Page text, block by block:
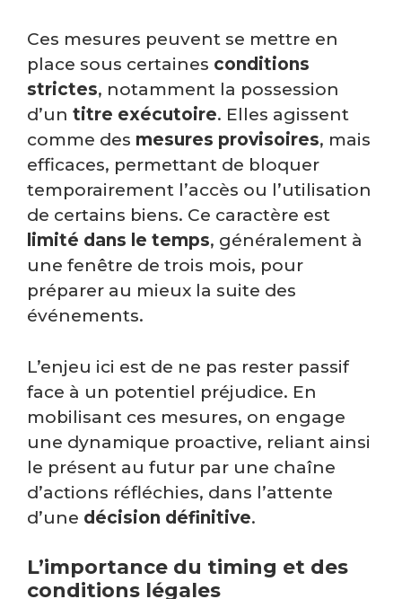
Ces mesures peuvent se mettre en
place sous certaines conditions
strictes, notamment la possession
d’un titre exécutoire. Elles agissent
comme des mesures provisoires, mais
efficaces, permettant de bloquer
temporairement l’accès ou l’utilisation
de certains biens. Ce caractère est
limité dans le temps, généralement à
une fenêtre de trois mois, pour
préparer au mieux la suite des
événements.
L’enjeu ici est de ne pas rester passif
face à un potentiel préjudice. En
mobilisant ces mesures, on engage
une dynamique proactive, reliant ainsi
le présent au futur par une chaîne
d’actions réfléchies, dans l’attente
d’une décision définitive.
L’importance du timing et des
conditions légales